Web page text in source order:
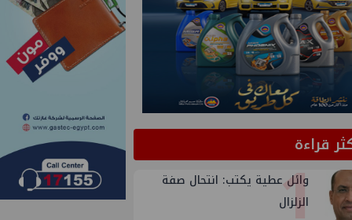
قراءة
وائل عطية يكتب: انتحال صفة
الزلزال